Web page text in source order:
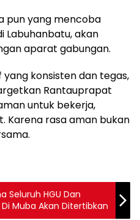
pun yang mencoba
Labuhanbatu, akan
aparat gabungan.
konsisten dan tegas,
Rantauprapat
untuk bekerja,
Karena rasa aman bukan
Seluruh HGU Dan
Muba Akan Ditertibkan